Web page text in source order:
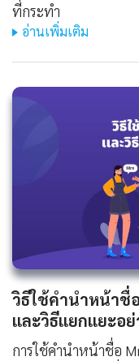
ที่กระทำ
อ่านเพิ่มเติม
วิธีใช้คํานําหน้าชื่
และวิธีแยกแยะอ
การใช้คำนำหน้าชื่อ